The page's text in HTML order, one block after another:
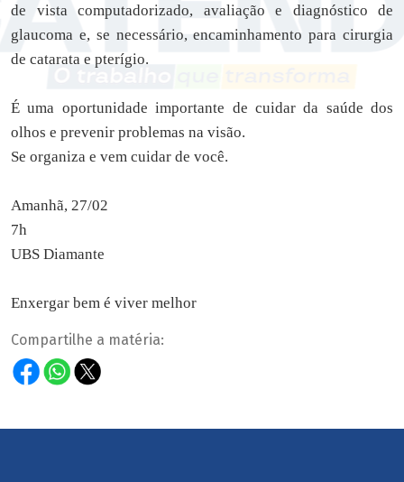
de vista computadorizado, avaliação e diagnóstico de
glaucoma e, se necessário, encaminhamento para cirurgia
de catarata e pterígio.
É uma oportunidade importante de cuidar da saúde dos
olhos e prevenir problemas na visão.
Se organiza e vem cuidar de você.
Amanhã, 27/02
7h
UBS Diamante
Enxergar bem é viver melhor
Compartilhe a matéria: